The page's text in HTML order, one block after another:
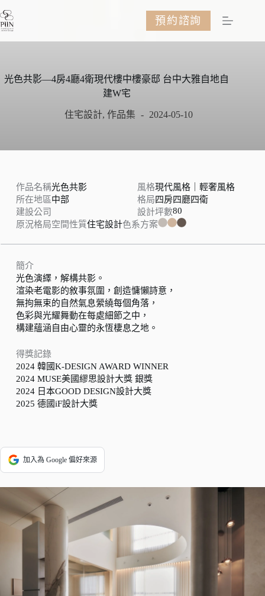
至
容
預約諮詢
光色共影—4房4廳4衛現代樓中樓豪邸 台中大雅自地自
建W宅
住宅設計, 作品集 2024-05-10
作品名稱光色共影
所在地區中部
建設公司
風格現代風格｜輕奢風格
格局四房四廳四衛
設計坪數80
原況格局空間性質住宅設計色系方案
簡介
光色演繹，解構共影。
渲染老電影的敘事氛圍，創造慵懶詩意，
無拘無束的自然氣息縈繞每個角落，
色彩與光耀舞動在每處細節之中，
構建蘊涵自由心靈的永恆棲息之地。
得獎記錄
2024 韓國K-DESIGN AWARD WINNER
2024 MUSE美國繆思設計大獎 銀獎
2024 日本GOOD DESIGN設計大獎
2025 德國iF設計大獎
加入為 Google 偏好來源